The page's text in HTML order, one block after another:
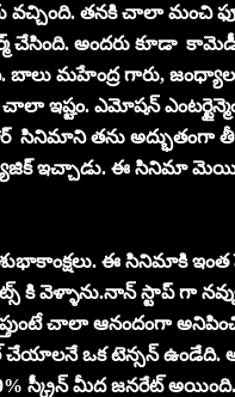
వచ్చింది. తనకి చాలా మంచి
చేసింది. అందరు కూడా
బాలు మహేంద్ర గారు,
ఇష్టం. ఎమోషన్
తను అద్భుతంగా
ఇచ్చాడు. ఈ సినిమా
ఈ సినిమాకి
వెళ్ళాను.నాన్ స్టాప్ గా
చాలా ఆనందంగా
చేయాలనే ఒక టెన్సన్
స్క్రీన్ మీద జనరేట్